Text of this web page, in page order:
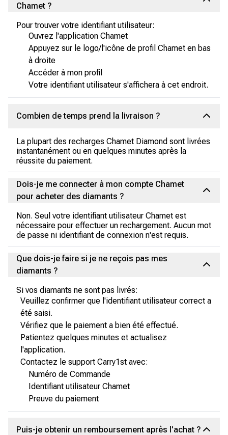
Chamet ?
Pour trouver votre identifiant utilisateur:
Ouvrez l'application Chamet
Appuyez sur le logo/l'icône de profil Chamet en bas
à droite
Accéder à mon profil
Votre identifiant utilisateur s'affichera à cet endroit.
Combien de temps prend la livraison ?
La plupart des recharges Chamet Diamond sont livrées
instantanément ou en quelques minutes après la
réussite du paiement.
Dois-je me connecter à mon compte Chamet
pour acheter des diamants ?
Non. Seul votre identifiant utilisateur Chamet est
nécessaire pour effectuer un rechargement. Aucun mot
de passe ni identifiant de connexion n'est requis.
Que dois-je faire si je ne reçois pas mes
diamants ?
Si vos diamants ne sont pas livrés:
Veuillez confirmer que l'identifiant utilisateur correct a
été saisi.
Vérifiez que le paiement a bien été effectué.
Patientez quelques minutes et actualisez
l'application.
Contactez le support Carry1st avec:
Numéro de Commande
Identifiant utilisateur Chamet
Preuve du paiement
Puis-je obtenir un remboursement après l'achat ?